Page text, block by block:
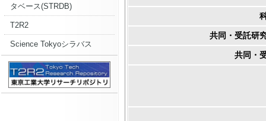
タベース(STRDB)
T2R2
Science Tokyoシラバス
共同・受託研
共同・